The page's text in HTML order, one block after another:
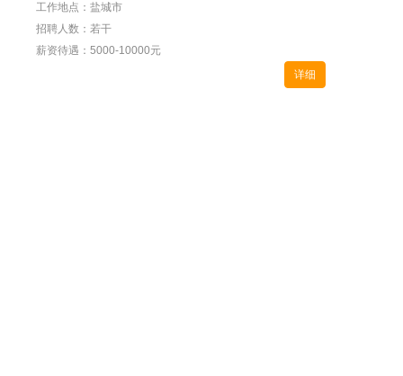
工作地点：盐城市
招聘人数：若干
薪资待遇：5000-10000元
详细